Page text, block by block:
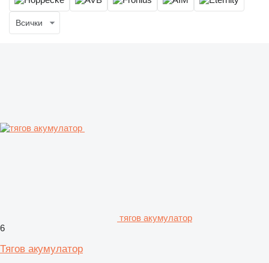
Всички
тягов акумулатор
6
Тягов акумулатор